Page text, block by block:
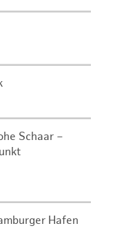
Schaar –
Hafen